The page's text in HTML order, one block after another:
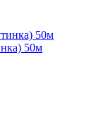
50м